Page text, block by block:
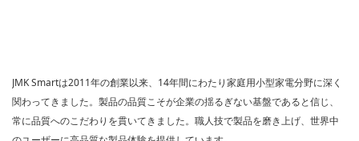
JMK Smartは2011年の創業以来、14年間にわたり家庭用小型家電分野に深く
関わってきました。製品の品質こそが企業の揺るぎない基盤であると信じ、
常に品質へのこだわりを貫いてきました。職人技で製品を磨き上げ、世界中